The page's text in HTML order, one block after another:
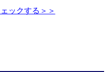
ックする＞＞